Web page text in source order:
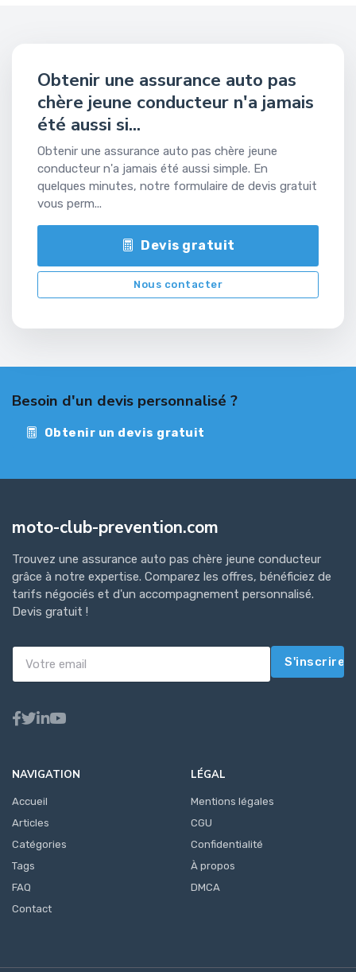
Obtenir une assurance auto pas
chère jeune conducteur n'a jamais
été aussi si...
Obtenir une assurance auto pas chère jeune
conducteur n'a jamais été aussi simple. En
quelques minutes, notre formulaire de devis gratuit
vous perm...
Devis gratuit
Nous contacter
Besoin d'un devis personnalisé ?
Obtenir un devis gratuit
moto-club-prevention.com
Trouvez une assurance auto pas chère jeune conducteur
grâce à notre expertise. Comparez les offres, bénéficiez de
tarifs négociés et d'un accompagnement personnalisé.
Devis gratuit !
S'inscrire
NAVIGATION
Accueil
Articles
Catégories
Tags
FAQ
Contact
LÉGAL
Mentions légales
CGU
Confidentialité
À propos
DMCA